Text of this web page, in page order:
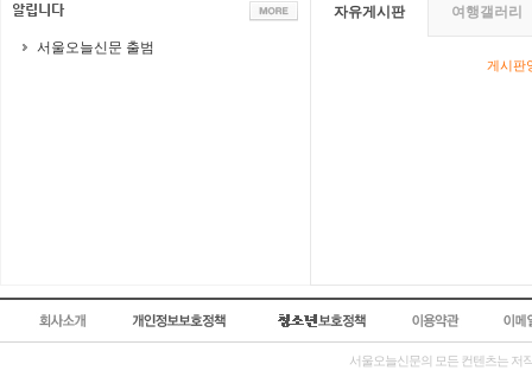
서울오늘신문 출범
자유게시판 여행갤러리
게시판
서울오늘신문의 모든 컨텐츠는 저